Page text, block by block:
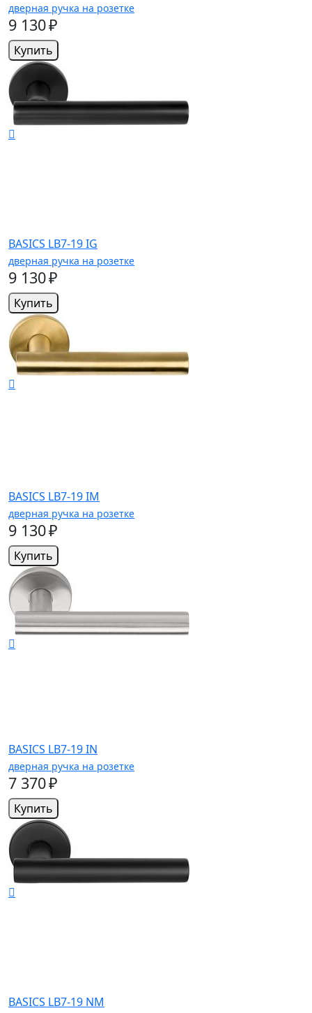
дверная ручка на розетке
9 130 ₽
Купить
BASICS LB7-19 IG
дверная ручка на розетке
9 130 ₽
Купить
BASICS LB7-19 IM
дверная ручка на розетке
9 130 ₽
Купить
BASICS LB7-19 IN
дверная ручка на розетке
7 370 ₽
Купить
BASICS LB7-19 NM